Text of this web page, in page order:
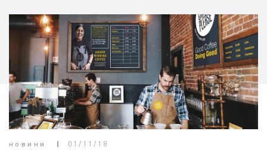
новини 01/11/18